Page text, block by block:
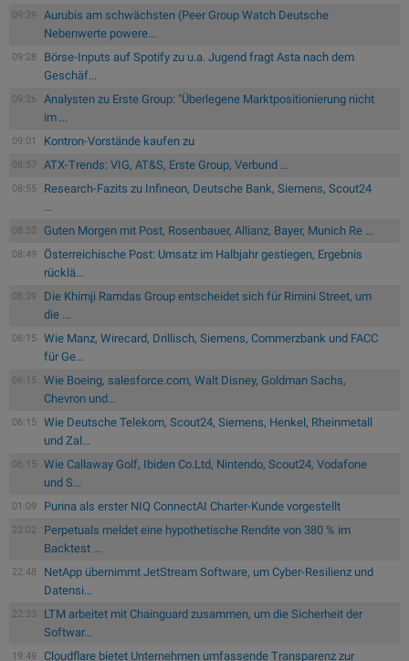
09:39
Aurubis am schwächsten (Peer Group Watch Deutsche
Nebenwerte powere...
09:28
Börse-Inputs auf Spotify zu u.a. Jugend fragt Asta nach dem
Geschäf...
09:26
Analysten zu Erste Group: "Überlegene Marktpositionierung nicht
im ...
09:01 Kontron-Vorstände kaufen zu
08:57 ATX-Trends: VIG, AT&S, Erste Group, Verbund ...
08:55
Research-Fazits zu Infineon, Deutsche Bank, Siemens, Scout24
...
08:52 Guten Morgen mit Post, Rosenbauer, Allianz, Bayer, Munich Re ...
08:49
Österreichische Post: Umsatz im Halbjahr gestiegen, Ergebnis
rücklä...
08:39
Die Khimji Ramdas Group entscheidet sich für Rimini Street, um
die ...
06:15
Wie Manz, Wirecard, Drillisch, Siemens, Commerzbank und FACC
für Ge...
06:15
Wie Boeing, salesforce.com, Walt Disney, Goldman Sachs,
Chevron und...
06:15
Wie Deutsche Telekom, Scout24, Siemens, Henkel, Rheinmetall
und Zal...
06:15
Wie Callaway Golf, Ibiden Co.Ltd, Nintendo, Scout24, Vodafone
und S...
01:09 Purina als erster NIQ ConnectAI Charter-Kunde vorgestellt
23:02
Perpetuals meldet eine hypothetische Rendite von 380 % im
Backtest ...
22:48
NetApp übernimmt JetStream Software, um Cyber-Resilienz und
Datensi...
22:33
LTM arbeitet mit Chainguard zusammen, um die Sicherheit der
Softwar...
19:49
Cloudflare bietet Unternehmen umfassende Transparenz zur